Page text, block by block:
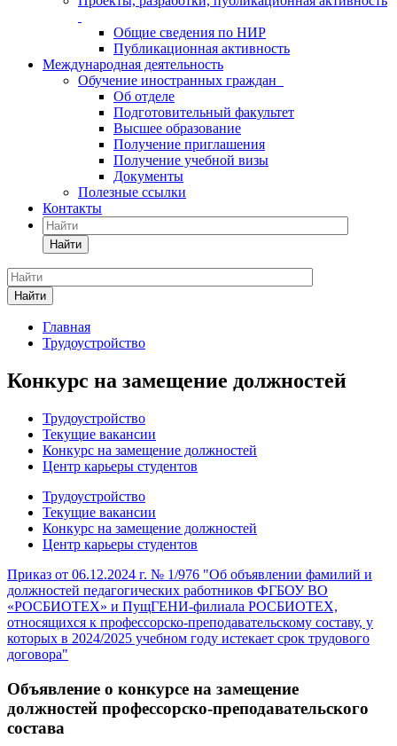
Общие сведения по НИР
Публикационная активность
Международная деятельность
Обучение иностранных граждан
Об отделе
Подготовительный факультет
Высшее образование
Получение приглашения
Получение учебной визы
Документы
Полезные ссылки
Контакты
Найти
Найти
Главная
Трудоустройство
Конкурс на замещение должностей
Трудоустройство
Текущие вакансии
Конкурс на замещение должностей
Центр карьеры студентов
Трудоустройство
Текущие вакансии
Конкурс на замещение должностей
Центр карьеры студентов
Приказ от 06.12.2024 г. № 1/976 "Об объявлении фамилий и
должностей педагогических работников ФГБОУ ВО
«РОСБИОТЕХ» и ПущГЕНИ-филиала РОСБИОТЕХ,
относящихся к профессорско-преподавательскому составу, у
которых в 2024/2025 учебном году истекает срок трудового
договора"
Объявление о конкурсе на замещение
должностей профессорско-преподавательского
состава